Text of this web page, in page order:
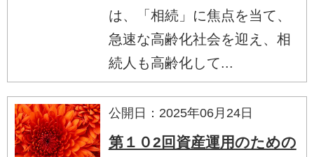
は、「相続」に焦点を当て、
急速な高齢化社会を迎え、相
続人も高齢化して...
公開日：2025年06月24日
第１０2回資産運用のための